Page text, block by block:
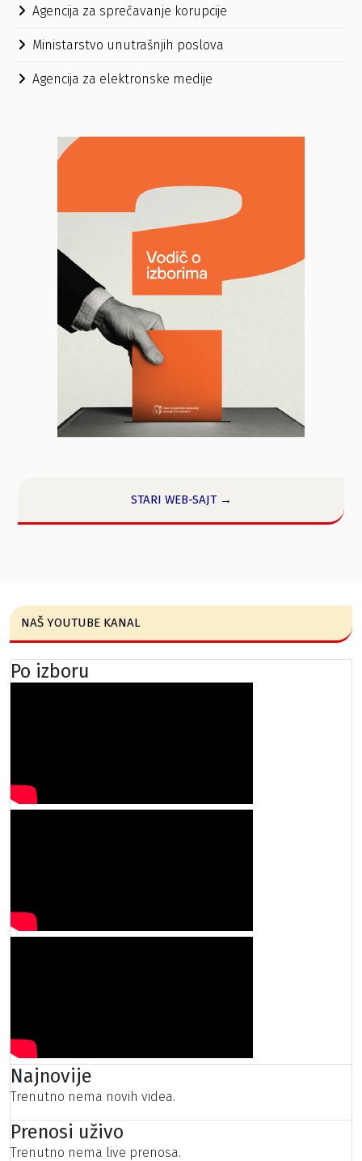
Agencija za sprečavanje korupcije
Ministarstvo unutrašnjih poslova
Agencija za elektronske medije
STARI WEB-SAJT →
NAŠ YOUTUBE KANAL
Po izboru
Najnovije
Trenutno nema novih videa.
Prenosi uživo
Trenutno nema live prenosa.